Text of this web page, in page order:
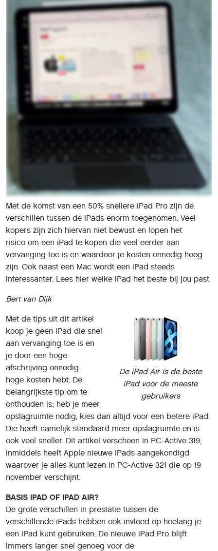
Met de komst van een 50% snellere iPad Pro zijn de
verschillen tussen de iPads enorm toegenomen. Veel
kopers zijn zich hiervan niet bewust en lopen het
risico om een iPad te kopen die veel eerder aan
vervanging toe is en waardoor je kosten onnodig hoog
zijn. Ook naast een Mac wordt een iPad steeds
interessanter. Lees hier welke iPad het beste bij jou past.
Bert van Dijk
De iPad Air is de beste
iPad voor de meeste
gebruikers
Met de tips uit dit artikel
koop je geen iPad die snel
aan vervanging toe is en
je door een hoge
afschrijving onnodig
hoge kosten hebt. De
belangrijkste tip om te
onthouden is: heb je meer
opslagruimte nodig, kies dan altijd voor een betere iPad.
Die heeft namelijk standaard meer opslagruimte en is
ook veel sneller. Dit artikel verscheen in PC-Active 319,
inmiddels heeft Apple nieuwe iPads aangekondigd
waarover je alles kunt lezen in PC-Active 321 die op 19
november verschijnt.
BASIS IPAD OF IPAD AIR?
De grote verschillen in prestatie tussen de
verschillende iPads hebben ook invloed op hoelang je
een iPad kunt gebruiken. De nieuwe iPad Pro blijft
immers langer snel genoeg voor de